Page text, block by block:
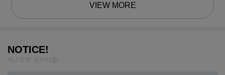
VIEW MORE
NOTICE!
베스트펜 공지사항!